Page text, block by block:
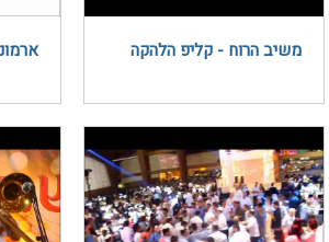
משיב הרוח - קליפ הלהקה